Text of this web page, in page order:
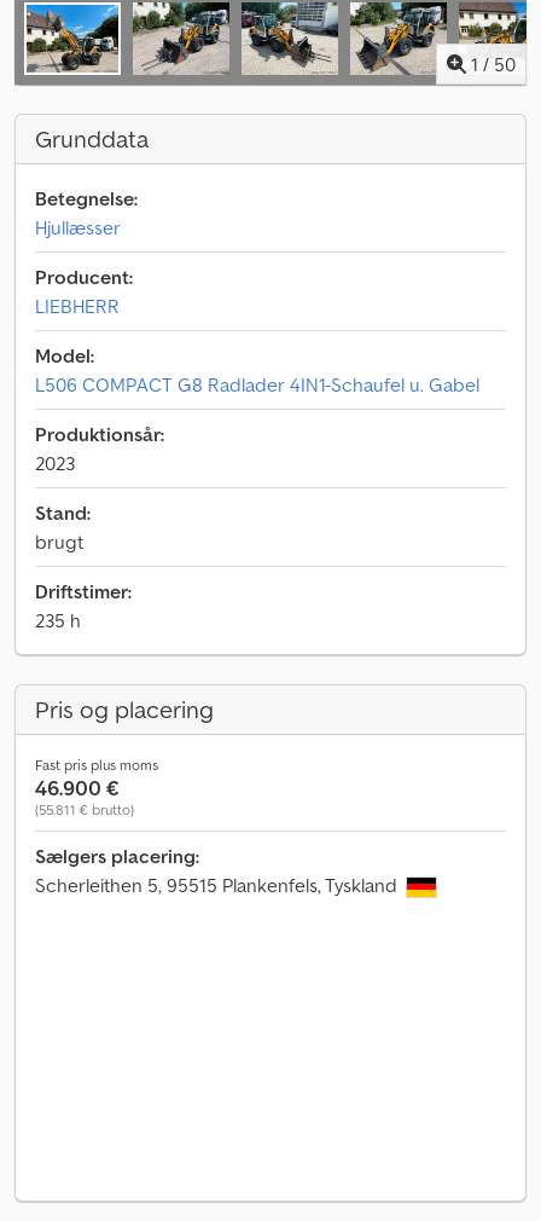
1 / 50
Grunddata
Betegnelse:
Hjullæsser
Producent:
LIEBHERR
Model:
L506 COMPACT G8 Radlader 4IN1-Schaufel u. Gabel
Produktionsår:
2023
Stand:
brugt
Driftstimer:
235 h
Pris og placering
Fast pris plus moms
46.900 €
(55.811 € brutto)
Sælgers placering:
Scherleithen 5, 95515 Plankenfels, Tyskland